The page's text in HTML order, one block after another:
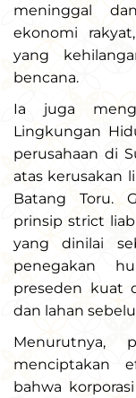
meninggal
ekonomi
yang
bencana.
Ia juga
Lingkungan
perusahaan di
atas kerusakan
Batang Toru.
prinsip strict
yang dinilai
penegakan
preseden kuat
dan lahan
Menurutnya,
menciptakan
bahwa